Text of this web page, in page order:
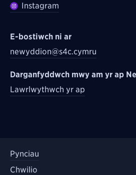
Instagram
E-bostiwch ni ar
newyddion@s4c.cymru
Darganfyddwch mwy am yr ap
Lawrlwythwch yr ap
Pynciau
Chwilio